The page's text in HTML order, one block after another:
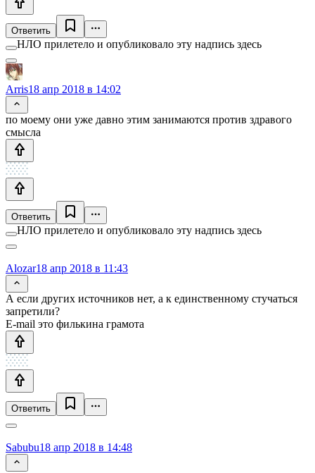
Ответить
НЛО прилетело и опубликовало эту надпись здесь
Arris18 апр 2018 в 14:02
по моему они уже давно этим занимаются против здравого
смысла
Ответить
НЛО прилетело и опубликовало эту надпись здесь
Alozar18 апр 2018 в 11:43
А если других источников нет, а к единственному стучаться
запретили?
E-mail это филькина грамота
Ответить
Sabubu18 апр 2018 в 14:48